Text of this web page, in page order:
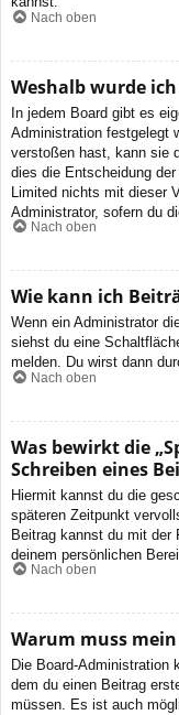
Nach oben
Weshalb wurde
In jedem Board gibt es
Administration festgelegt
verstoßen hast, kann sie
dies die Entscheidung
Limited nichts mit dieser
Administrator, sofern du
Nach oben
Wie kann ich
Wenn ein Administrator
siehst du eine
melden. Du wirst dann
Nach oben
Was bewirkt die
Schreiben eines
Hiermit kannst du die
späteren Zeitpunkt
Beitrag kannst du mit der
deinem persönlichen
Nach oben
Warum muss
Die Board-Administration
dem du einen Beitrag
müssen. Es ist auch